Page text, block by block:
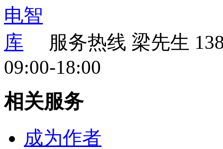
服务热线 梁先生
09:00-18:00
相关服务
成为作者